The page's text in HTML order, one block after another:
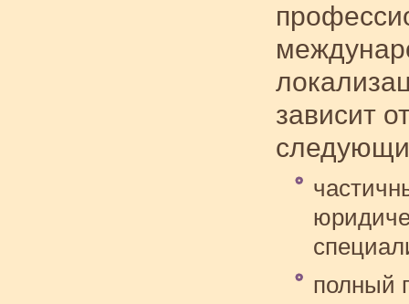
зависит
полный